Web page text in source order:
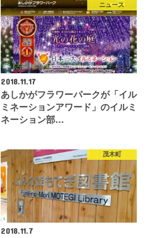
ニュース
2018.11.17
あしかがフラワーパークが「イル
ミネーションアワード」のイルミ
ネーション部…
茂木町
2018.11.7